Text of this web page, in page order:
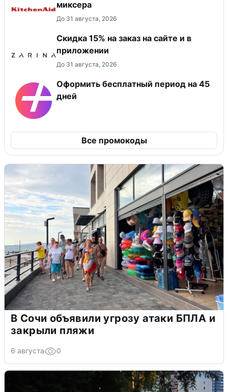
миксера
До 31 августа, 2026
Скидка 15% на заказ на сайте и в
приложении
До 31 августа, 2026
Оформить бесплатный период на 45
дней
Все промокоды
В Сочи объявили угрозу атаки БПЛА и
закрыли пляжи
6 августа 0